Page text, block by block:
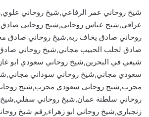
شيخ روحاني عمر الرفاعي,شيخ روحاني
عراقي,شيخ عباس روحاني,شيخ روحاني صادق
روحاني صادق يخاف ربه,شيخ روحاني صادق
صادق لجلب الحبيب مجاني,شيخ روحاني
شيعي في البحرين,شيخ روحاني سعودي ابو
سعودي مجاني,شيخ روحاني سوداني
مجرب,شيخ روحاني سعودي مجرب,شيخ
روحاني سلطنة عمان,شيخ روحاني سفلي,شيخ
زنجباري,شيخ روحاني ابو زهراء,رقم شيخ